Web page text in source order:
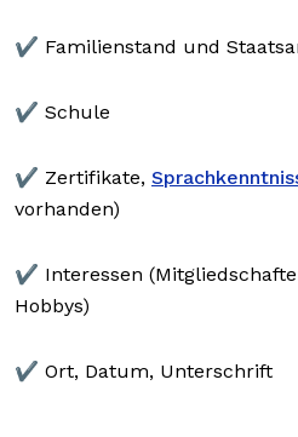
✔️ Familienstand und
✔️ Schule
✔️ Zertifikate,
vorhanden)
✔️ Interessen
Hobbys)
✔️ Ort, Datum, Unterschrift